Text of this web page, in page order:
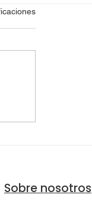
Sobre nosotros